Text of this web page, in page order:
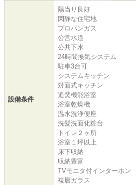
設備条件
陽当り良好
閑静な住宅地
プロパンガス
公営水道
公共下水
24時間換気システム
駐車3台可
システムキッチン
対面式キッチン
追焚機能浴室
浴室乾燥機
温水洗浄便座
洗髪洗面化粧台
トイレ２ヶ所
浴室１坪以上
床下収納
収納豊富
TVモニタ付インターホン
複層ガラス